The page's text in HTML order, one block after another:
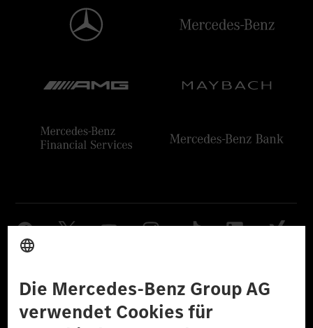
Datenschutz Lizenzhinweise Dritter Barrierefreiheit